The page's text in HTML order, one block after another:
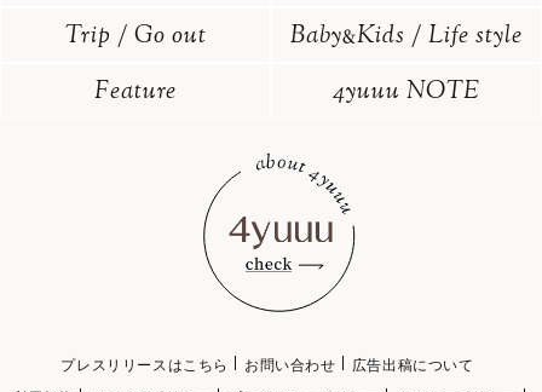
Trip / Go out
Baby&Kids / Life style
Feature
4yuuu NOTE
プレスリリースはこちら お問い合わせ
広告出稿について